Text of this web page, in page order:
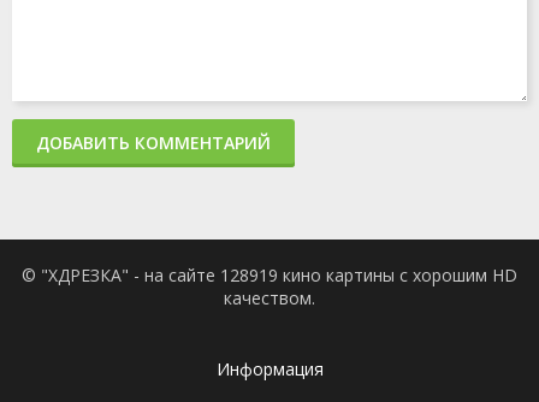
ДОБАВИТЬ КОММЕНТАРИЙ
© "ХДРЕЗКА" - на сайте 128919 кино картины с хорошим HD
качеством.
Информация